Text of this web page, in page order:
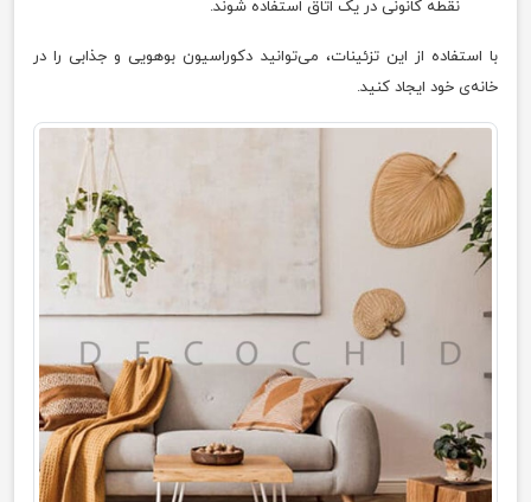
نقطه کانونی در یک اتاق استفاده شوند.
با استفاده از این تزئینات، می‌توانید دکوراسیون بوهویی و جذابی را در
خانه‌ی خود ایجاد کنید.